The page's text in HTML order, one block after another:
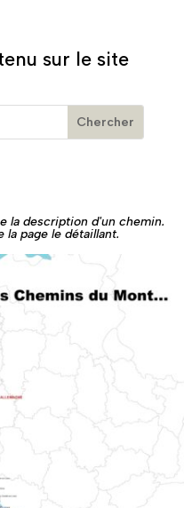
sur le site
la description d'un chemin.
page le détaillant.